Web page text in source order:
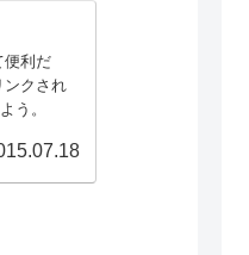
便利だ
ンクされ
う。